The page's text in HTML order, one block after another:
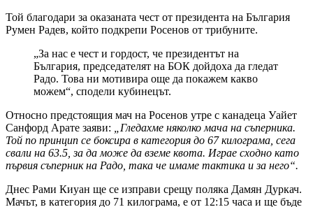
Той благодари за оказаната чест от президента на България
Румен Радев, който подкрепи Росенов от трибуните.
„За нас е чест и гордост, че президентът на
България, председателят на БОК дойдоха да гледат
Радо. Това ни мотивира още да покажем какво
можем“, сподели кубинецът.
Относно предстоящия мач на Росенов утре с канадеца Уайет
Санфорд Арате заяви:
„Гледахме няколко мача на съперника.
Той по принцип се боксира в категория до 67 килограма, сега
свали на 63.5, за да може да вземе квота. Играе сходно като
първия съперник на Радо, така че имаме тактика и за него“.
Днес Рами Киуан ще се изправи срещу поляка Дамян Дуркач.
Мачът, в категория до 71 килограма, е от 12:15 часа и ще бъде